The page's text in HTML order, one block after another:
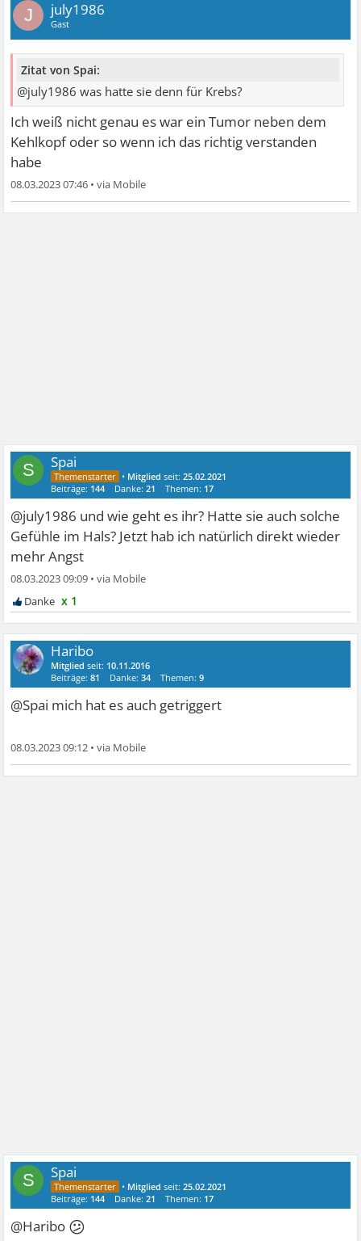
J july1986
Gast
Zitat von Spai:
@july1986 was hatte sie denn für Krebs?
Ich weiß nicht genau es war ein Tumor neben dem
Kehlkopf oder so wenn ich das richtig verstanden
habe
08.03.2023 07:46 •
S Spai
• Mitglied seit:25.02.2021
Beiträge: 144 Danke:21 Themen: 17
@july1986 und wie geht es ihr? Hatte sie auch solche
Gefühle im Hals? Jetzt hab ich natürlich direkt wieder
mehr Angst
08.03.2023 09:09 •
x 1
Haribo
Mitglied seit: 10.11.2016
Beiträge:81 Danke:34 Themen:9
@Spai mich hat es auch getriggert
08.03.2023 09:12 •
S Spai
• Mitglied seit:25.02.2021
Beiträge: 144 Danke:21 Themen: 17
@Haribo 😕